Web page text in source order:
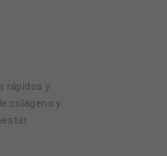
rápidos y
colágeno y